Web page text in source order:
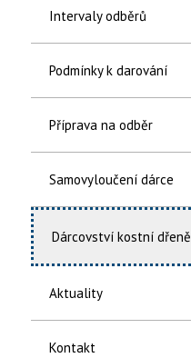
Intervaly odběrů
Podmínky k darování
Příprava na odběr
Samovyloučení dárce
Dárcovství kostní dřeně
Aktuality
Kontakt